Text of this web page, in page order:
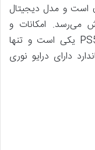
30 میلیون تومان است و مدل دیجیتال
فروش می‌رسد. امکانات و
کاربردهای انواع هردو مدل کنسول بازی PS5 یکی است و تنها
دارای درایو نوری